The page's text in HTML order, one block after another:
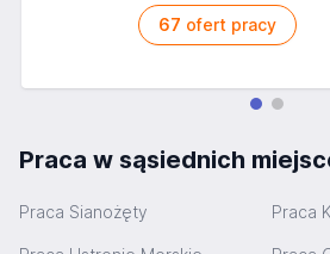
67 ofert pracy
Praca w sąsiednich
Praca Sianożęty Praca